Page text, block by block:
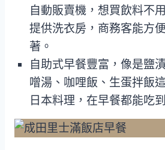
自動販賣機，想買飲料不
提供洗衣房，商務客能方
著。
自助式早餐豐富，像是鹽
噌湯、咖哩飯、生蛋拌飯
日本料理，在早餐都能吃到